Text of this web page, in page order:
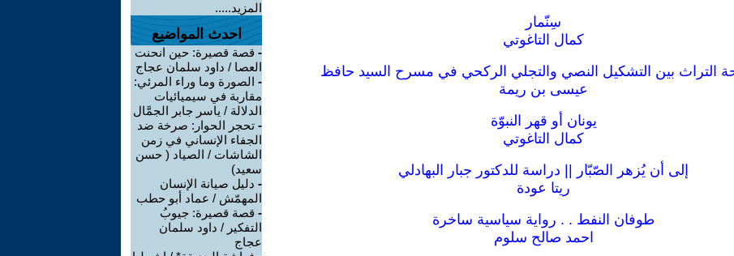
سِنّمار
كمال التاغوتي
التراث بين التشكيل النصي والتجلي الركحي في مسرح السيد حافظ
عيسى بن ريمة
يونان أو قهر النبوّة
كمال التاغوتي
إلى أن يُزهر الصّبّار || دراسة للدكتور جبار البهادلي
ريتا عودة
طوفان النفط . . رواية سياسية ساخرة
احمد صالح سلوم
المزيد.....
احدث المواضيع
- قصة قصيرة: حين انحنت
العصا / داود سلمان عجاج
- الصورة وما وراء المرئي:
مقاربة في سيميائيات
الدلالة / ياسر جابر الجمَّال
- تحجر الحوار: صرخة ضد
الجفاء الإنساني في زمن
الشاشات / الصياد ‏( حسن
سعيد‏)
- دليل صيانة الإنسان
المهمّش / عماد أبو حطب
- قصة قصيرة: جيوبُ
التفكير / داود سلمان
عجاج